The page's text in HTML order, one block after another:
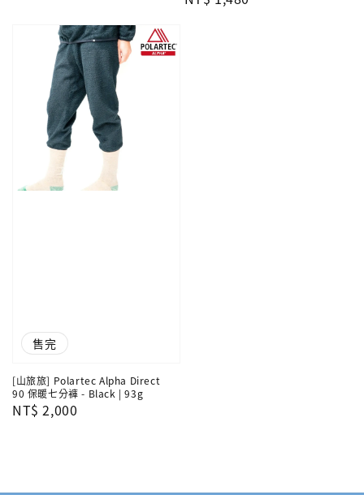
售完
[山旅旅] Polartec Alpha Direct
90 保暖七分褲 - Black | 93g
Regular
NT$ 2,000